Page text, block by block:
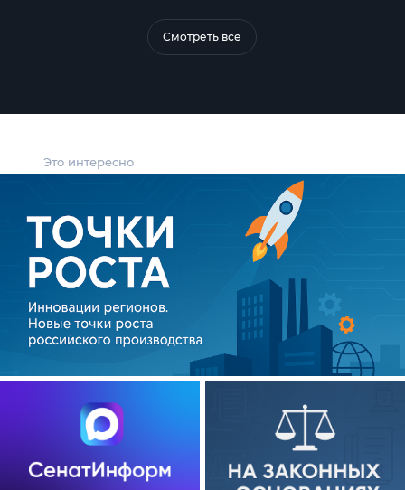
Это интересно
Смотреть все